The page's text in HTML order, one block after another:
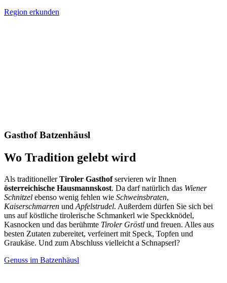
Region erkunden
Gasthof Batzenhäusl
Wo Tradition gelebt wird
Als traditionellerTiroler Gasthofservieren wir Ihnen
österreichische Hausmannskost. Da darf natürlich das Wiener
Schnitzel ebenso wenig fehlen wie Schweinsbraten,
Kaiserschmarren und Apfelstrudel. Außerdem dürfen Sie sich bei
uns auf köstliche tirolerische Schmankerl wie Speckknödel,
Kasnocken und das berühmte Tiroler Gröstl und freuen. Alles aus
besten Zutaten zubereitet, verfeinert mit Speck, Topfen und
Graukäse. Und zum Abschluss vielleicht a Schnapserl?
Genuss im Batzenhäusl